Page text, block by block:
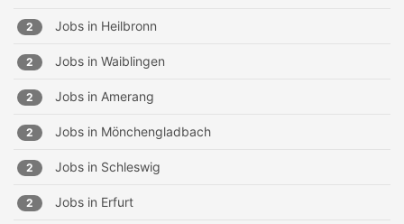
2 Jobs in Heilbronn
2 Jobs in Waiblingen
2 Jobs in Amerang
2 Jobs in Mönchengladbach
2 Jobs in Schleswig
2 Jobs in Erfurt